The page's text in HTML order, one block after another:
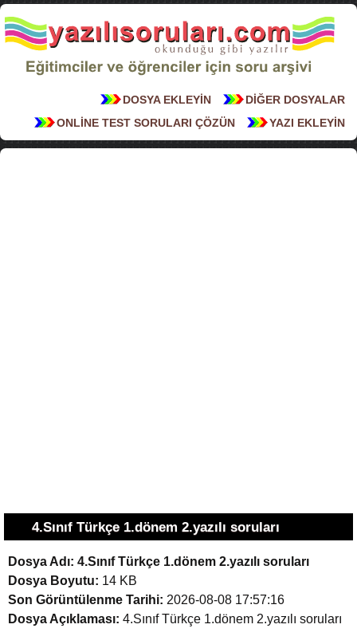
DİĞER DOSYALAR
DOSYA EKLEYİN
YAZI EKLEYİN
ONLİNE TEST SORULARI ÇÖZÜN
4.Sınıf Türkçe 1.dönem 2.yazılı soruları
Dosya Adı: 4.Sınıf Türkçe 1.dönem 2.yazılı soruları
Dosya Boyutu: 14 KB
Son Görüntülenme Tarihi: 2026-08-08 17:57:16
Dosya Açıklaması: 4.Sınıf Türkçe 1.dönem 2.yazılı soruları